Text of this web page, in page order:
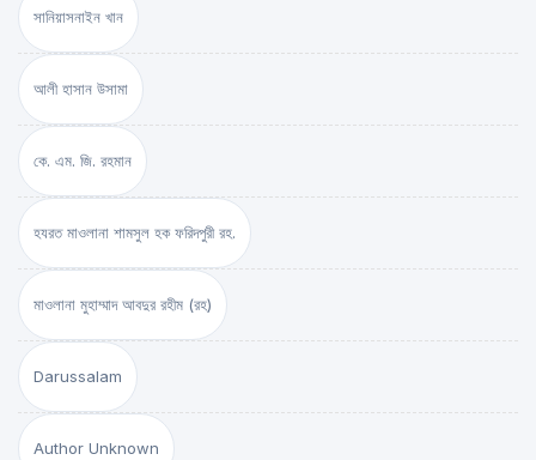
সানিয়াসনাইন খান
আলী হাসান উসামা
কে. এম. জি. রহমান
হযরত মাওলানা শামসুল হক ফরিদপুরী রহ.
মাওলানা মুহাম্মাদ আবদুর রহীম (রহ)
Darussalam
Author Unknown